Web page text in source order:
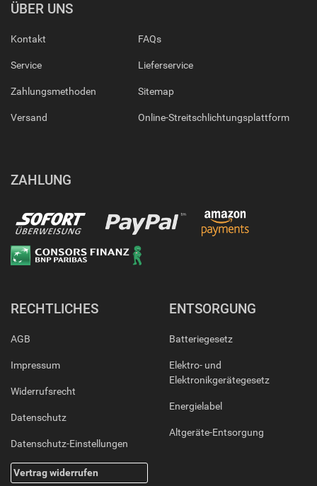
ÜBER UNS
Kontakt
Service
Zahlungsmethoden
Versand
FAQs
Lieferservice
Sitemap
Online-Streitschlichtungsplattform
ZAHLUNG
RECHTLICHES
AGB
Impressum
Widerrufsrecht
Datenschutz
Datenschutz-Einstellungen
Vertrag widerrufen
ENTSORGUNG
Batteriegesetz
Elektro- und
Elektronikgerätegesetz
Energielabel
Altgeräte-Entsorgung